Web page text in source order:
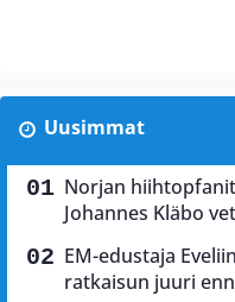
Uusimmat
Norjan
Johannes Kläbo
EM-edustaja
ratkaisun juuri